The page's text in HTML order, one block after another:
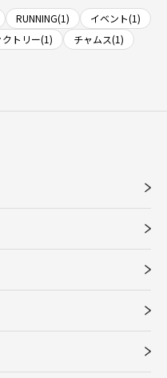
RUNNING(1)
イベント(1)
トリー(1)
チャムス(1)